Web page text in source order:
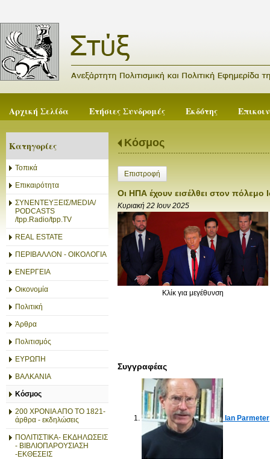
Αρχική Σελίδα Ετήσιες Συνδρομές Εκδότης
Κατηγορίες
Τοπικά
Επικαιρότητα
ΣΥΝΕΝΤΕΥΞΕΙΣ/MEDIA/
PODCASTS
/tpp.Radio/tpp.TV
REAL ESTATE
ΠΕΡΙΒΑΛΛΟΝ - ΟΙΚΟΛΟΓΙΑ
ΕΝΕΡΓΕΙΑ
Οικονομία
Πολιτική
Άρθρα
Πολιτισμός
ΕΥΡΩΠΗ
ΒΑΛΚΑΝΙΑ
Κόσμος
200 ΧΡΟΝΙΑ ΑΠΟ ΤΟ 1821-
άρθρα - εκδηλώσεις
ΠΟΛΙΤΙΣΤΙΚΑ- ΕΚΔΗΛΩΣΕΙΣ
- ΒΙΒΛΙΟΠΑΡΟΥΣΙΑΣΗ
-ΕΚΘΕΣΕΙΣ
Κόσμος
Επιστροφή
Οι ΗΠΑ έχουν εισέλθει στον πόλεμο
Κυριακή 22 Ιουν 2025
Κλίκ για μεγέθυνση
Συγγραφέας
Ian Parmeter